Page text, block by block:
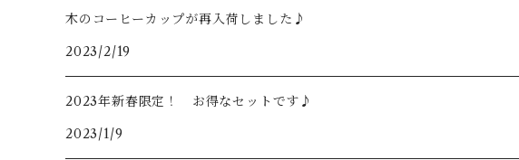
木のコーヒーカップが再入荷しました♪
2023/2/19
2023年新春限定！ お得なセットです♪
2023/1/9